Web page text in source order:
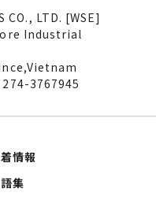
CO., LTD. [WSE]
Industrial
274-3767945
情報
集